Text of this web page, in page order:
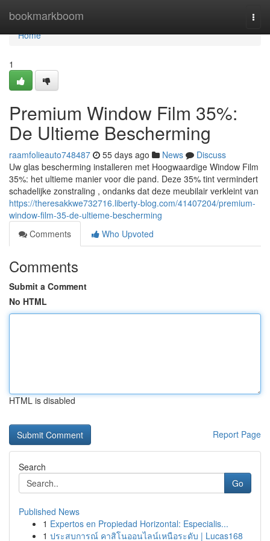
bookmarkboom
Home
Home
1
Premium Window Film 35%:
De Ultieme Bescherming
raamfolieauto748487 55 days ago News
Discuss
Uw glas bescherming installeren met Hoogwaardige Window Film
35%: het ultieme manier voor die pand. Deze 35% tint vermindert
schadelijke zonstraling , ondanks dat deze meubilair verkleint van
https://theresakkwe732716.liberty-blog.com/41407204/premium-
window-film-35-de-ultieme-bescherming
Comments
Who Upvoted
Comments
Submit a Comment
No HTML
HTML is disabled
Report Page
Search
Go
Published News
1 Expertos en Propiedad Horizontal: Especialis...
1 ประสบการณ์ คาสิโนออนไลน์เหนือระดับ | Lucas168